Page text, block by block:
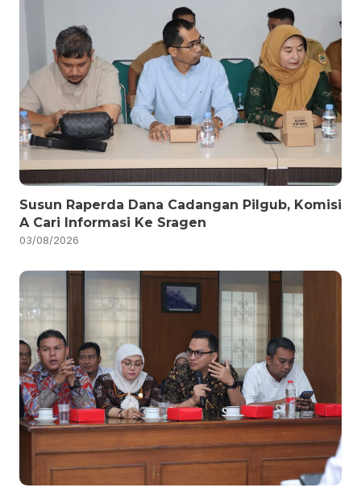
Susun Raperda Dana Cadangan Pilgub, Komisi
A Cari Informasi Ke Sragen
03/08/2026